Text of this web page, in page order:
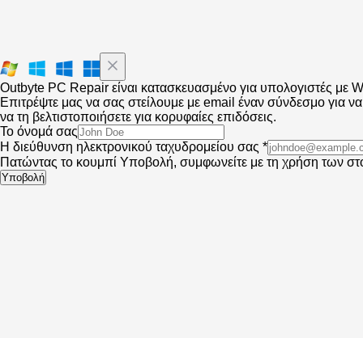
Outbyte PC Repair είναι κατασκευασμένο για υπολογιστές με
Επιτρέψτε μας να σας στείλουμε με email έναν σύνδεσμο για
να τη βελτιστοποιήσετε για κορυφαίες επιδόσεις.
Το όνομά σας
Η διεύθυνση ηλεκτρονικού ταχυδρομείου σας *
Πατώντας το κουμπί Υποβολή, συμφωνείτε με τη χρήση των